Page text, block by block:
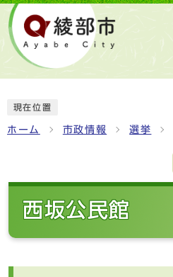
現在位置
ホーム 市政情報 選挙
西坂公民館